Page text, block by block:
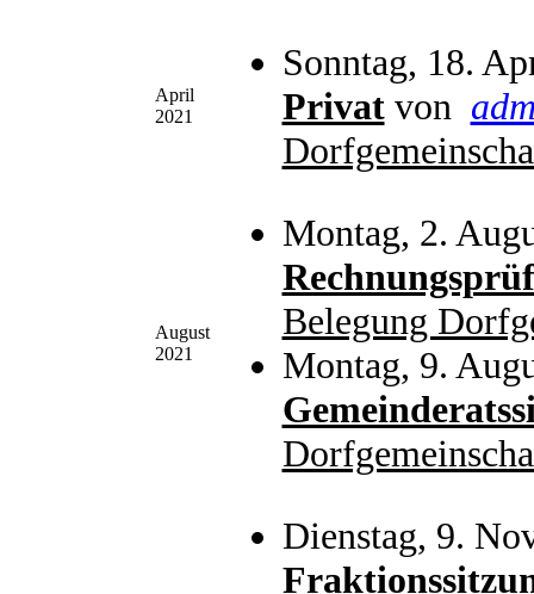
April
2021
Sonntag, 18.
Privatvon
August
2021
Montag, 2.
Belegung
Montag, 9.
Dienstag, 9.